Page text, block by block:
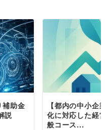
補助金
説
【都内の中小企
化に対応した経
般コース...